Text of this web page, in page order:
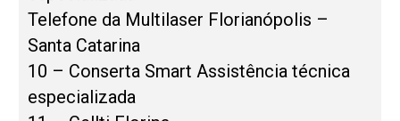
Telefone da Multilaser Florianópolis –
Santa Catarina
10 – Conserta Smart Assistência técnica
especializada